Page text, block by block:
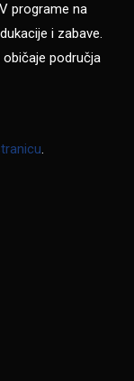
programe na
i zabave.
područja
.